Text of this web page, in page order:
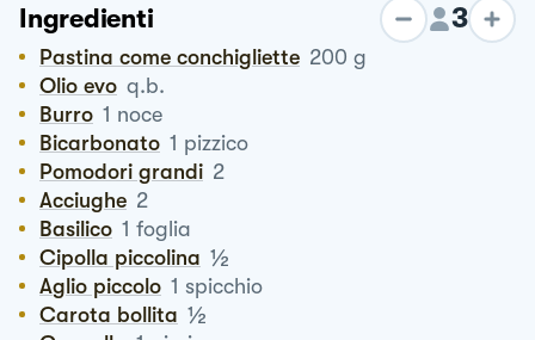
Ingredienti 3
Pastina come conchigliette 200 g
Olio evo q.b.
Burro 1 noce
Bicarbonato 1 pizzico
Pomodori grandi 2
Acciughe 2
Basilico 1 foglia
Cipolla piccolina ½
Aglio piccolo 1 spicchio
Carota bollita ½